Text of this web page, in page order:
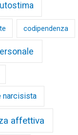
codipendenza
narcisista
affettiva